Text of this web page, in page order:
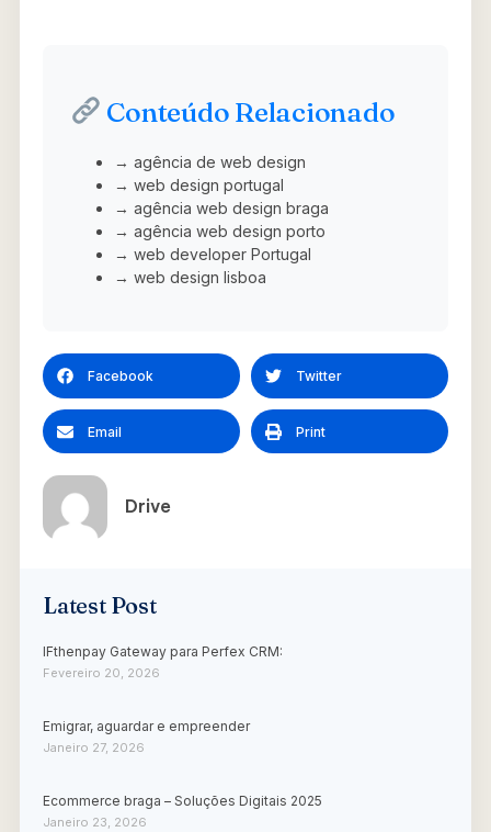
Conteúdo Relacionado
→ agência de web design
→ web design portugal
→ agência web design braga
→ agência web design porto
→ web developer Portugal
→ web design lisboa
Facebook Twitter
Email Print
Drive
Latest Post
IFthenpay Gateway para Perfex CRM:
Fevereiro 20, 2026
Emigrar, aguardar e empreender
Janeiro 27, 2026
Ecommerce braga – Soluções Digitais 2025
Janeiro 23, 2026